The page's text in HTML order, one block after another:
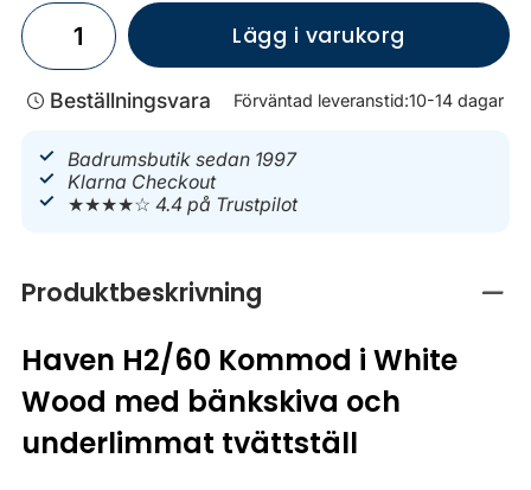
Lägg i varukorg
Beställningsvara Förväntad leveranstid:10-14 dagar
Badrumsbutik sedan 1997
Klarna Checkout
★★★★☆4.4 på Trustpilot
Produktbeskrivning
Haven H2/60 Kommod i White
Wood med bänkskiva och
underlimmat tvättställ